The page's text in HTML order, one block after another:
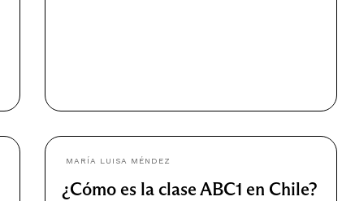
MARÍA LUISA MÉNDEZ
¿Cómo es la clase ABC1 en Chile?